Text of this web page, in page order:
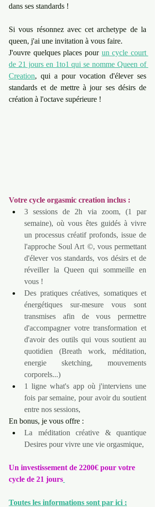
dans ses standards !
Si vous résonnez avec cet archetype de la
queen, j'ai une invitation à vous faire.
J'ouvre quelques places pour un cycle court
de 21 jours en 1to1 qui se nomme Queen of
Creation, qui a pour vocation d'élever ses
standards et de mettre à jour ses désirs de
création à l'octave supérieure !
Votre cycle orgasmic creation inclus :
3 sessions de 2h via zoom, (1 par
semaine), où vous êtes guidés à vivre
un processus créatif profonds, issue de
l'approche Soul Art ©, vous permettant
d'élever vos standards, vos désirs et de
réveiller la Queen qui sommeille en
vous !
Des pratiques créatives, somatiques et
énergétiques sur-mesure vous sont
transmises afin de vous permettre
d'accompagner votre transformation et
d'avoir des outils qui vous soutient au
quotidien (Breath work, méditation,
energie sketching, mouvements
corporels...)
1 ligne what's app où j'interviens une
fois par semaine, pour avoir du soutient
entre nos sessions,
En bonus, je vous offre :
La méditation créative & quantique
Desires pour vivre une vie orgasmique,
Un investissement de 2200€ pour votre
cycle de 21 jours
Toutes les informations sont par ici :